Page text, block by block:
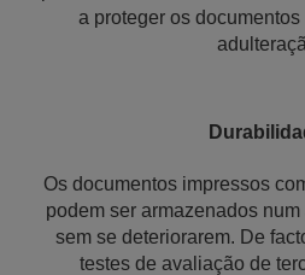
a proteger os
Os documentos impressos
podem ser armazenados
sem se deteriorarem. De
testes de avaliação de